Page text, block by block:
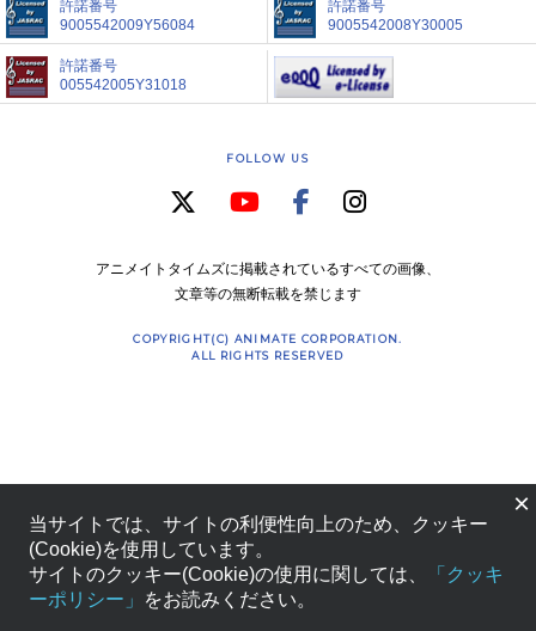
許諾番号
9005542009Y56084
許諾番号
9005542008Y30005
許諾番号
005542005Y31018
FOLLOW US
アニメイトタイムズに掲載されているすべての画像、
文章等の無断転載を禁じます
COPYRIGHT(C) ANIMATE CORPORATION.
ALL RIGHTS RESERVED
×
当サイトでは、サイトの利便性向上のため、クッキー
(Cookie)を使用しています。
サイトのクッキー(Cookie)の使用に関しては、
「クッキ
ーポリシー」
をお読みください。